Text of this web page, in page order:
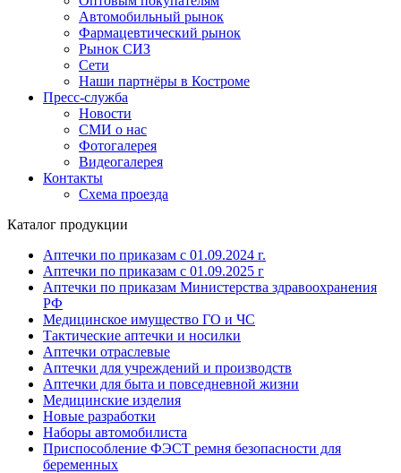
Автомобильный рынок
Фармацевтический рынок
Рынок СИЗ
Сети
Наши партнёры в Костроме
Пресс-служба
Новости
СМИ о нас
Фотогалерея
Видеогалерея
Контакты
Схема проезда
Каталог продукции
Аптечки по приказам с 01.09.2024 г.
Аптечки по приказам с 01.09.2025 г
Аптечки по приказам Министерства здравоохранения
РФ
Медицинское имущество ГО и ЧС
Тактические аптечки и носилки
Аптечки отраслевые
Аптечки для учреждений и производств
Аптечки для быта и повседневной жизни
Медицинские изделия
Новые разработки
Наборы автомобилиста
Приспособление ФЭСТ ремня безопасности для
беременных